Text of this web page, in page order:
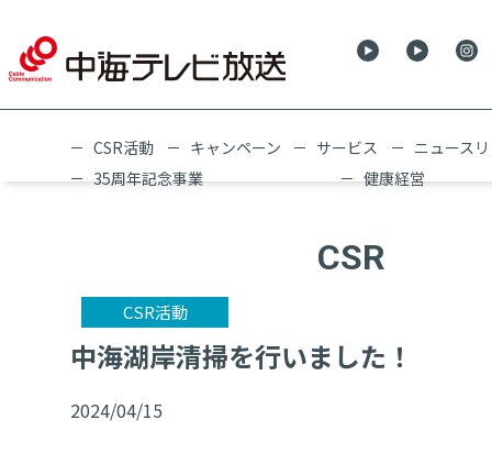
CSR活動 キャンペーン サービス
ニュース
35周年記念事業
健康経営
CSR
CSR活動
中海湖岸清掃を行いました！
2024/04/15